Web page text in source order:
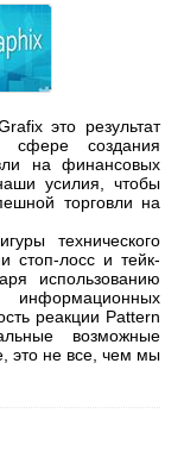
это результат
сфере создания
на финансовых
усилия, чтобы
торговли на
технического
стоп-лосс и тейк-
использованию
реакции Pattern
возможные
это не все, чем мы